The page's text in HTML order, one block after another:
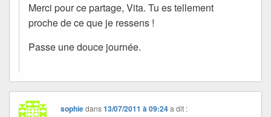
Merci pour ce partage, Vita. Tu es tellement
proche de ce que je ressens !
Passe une douce journée.
sophiedans13/07/2011 à 09:24 a dit :